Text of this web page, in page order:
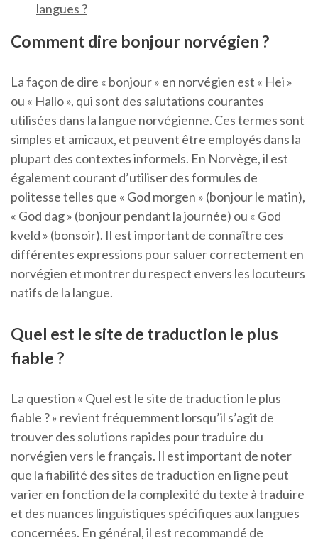
langues ?
Comment dire bonjour norvégien ?
La façon de dire « bonjour » en norvégien est « Hei »
ou « Hallo », qui sont des salutations courantes
utilisées dans la langue norvégienne. Ces termes sont
simples et amicaux, et peuvent être employés dans la
plupart des contextes informels. En Norvège, il est
également courant d’utiliser des formules de
politesse telles que « God morgen » (bonjour le matin),
« God dag » (bonjour pendant la journée) ou « God
kveld » (bonsoir). Il est important de connaître ces
différentes expressions pour saluer correctement en
norvégien et montrer du respect envers les locuteurs
natifs de la langue.
Quel est le site de traduction le plus
fiable ?
La question « Quel est le site de traduction le plus
fiable ? » revient fréquemment lorsqu’il s’agit de
trouver des solutions rapides pour traduire du
norvégien vers le français. Il est important de noter
que la fiabilité des sites de traduction en ligne peut
varier en fonction de la complexité du texte à traduire
et des nuances linguistiques spécifiques aux langues
concernées. En général, il est recommandé de